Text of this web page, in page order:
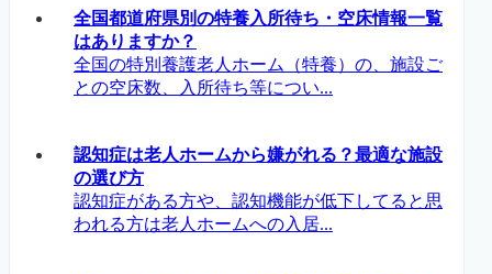
全国都道府県別の特養入所待ち・空床情報一覧
はありますか？
全国の特別養護老人ホーム（特養）の、施設ご
との空床数、入所待ち等につい...
認知症は老人ホームから嫌がれる？最適な施設
の選び方
認知症がある方や、認知機能が低下してると思
われる方は老人ホームへの入居...